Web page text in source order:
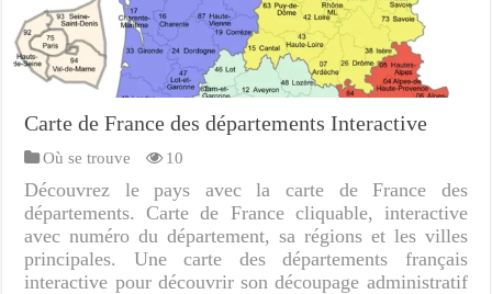
Carte de France des départements Interactive
Où se trouve 10
Découvrez le pays avec la carte de France des
départements. Carte de France cliquable, interactive
avec numéro du département, sa régions et les villes
principales. Une carte des départements français
interactive pour découvrir son découpage administratif